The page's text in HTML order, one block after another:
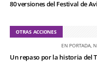
80 versiones del Festival de
OTRAS ACCIONES
EN PORTADA,
Un repaso por la historia del